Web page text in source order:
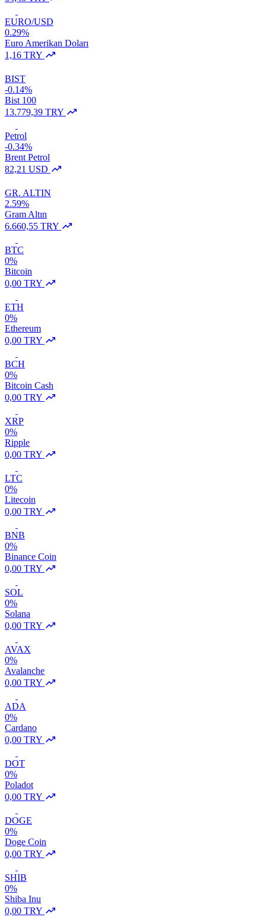
EURO/USD
0.29%
Euro Amerikan Doları
1,16 TRY
BIST
-0.14%
Bist 100
13.779,39 TRY
Petrol
-0.34%
Brent Petrol
82,21 USD
GR. ALTIN
2.59%
Gram Altın
6.660,55 TRY
BTC
0%
Bitcoin
0,00 TRY
ETH
0%
Ethereum
0,00 TRY
BCH
0%
Bitcoin Cash
0,00 TRY
XRP
0%
Ripple
0,00 TRY
LTC
0%
Litecoin
0,00 TRY
BNB
0%
Binance Coin
0,00 TRY
SOL
0%
Solana
0,00 TRY
AVAX
0%
Avalanche
0,00 TRY
ADA
0%
Cardano
0,00 TRY
DOT
0%
Poladot
0,00 TRY
DOGE
0%
Doge Coin
0,00 TRY
SHIB
0%
Shiba Inu
0,00 TRY